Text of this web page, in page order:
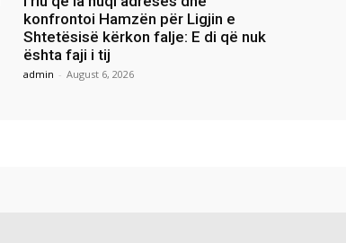
konfrontoi Hamzën për Ligjin e
Shtetësisë kërkon falje: E di që nuk
ështa faji i tij
admin - August 6, 2026